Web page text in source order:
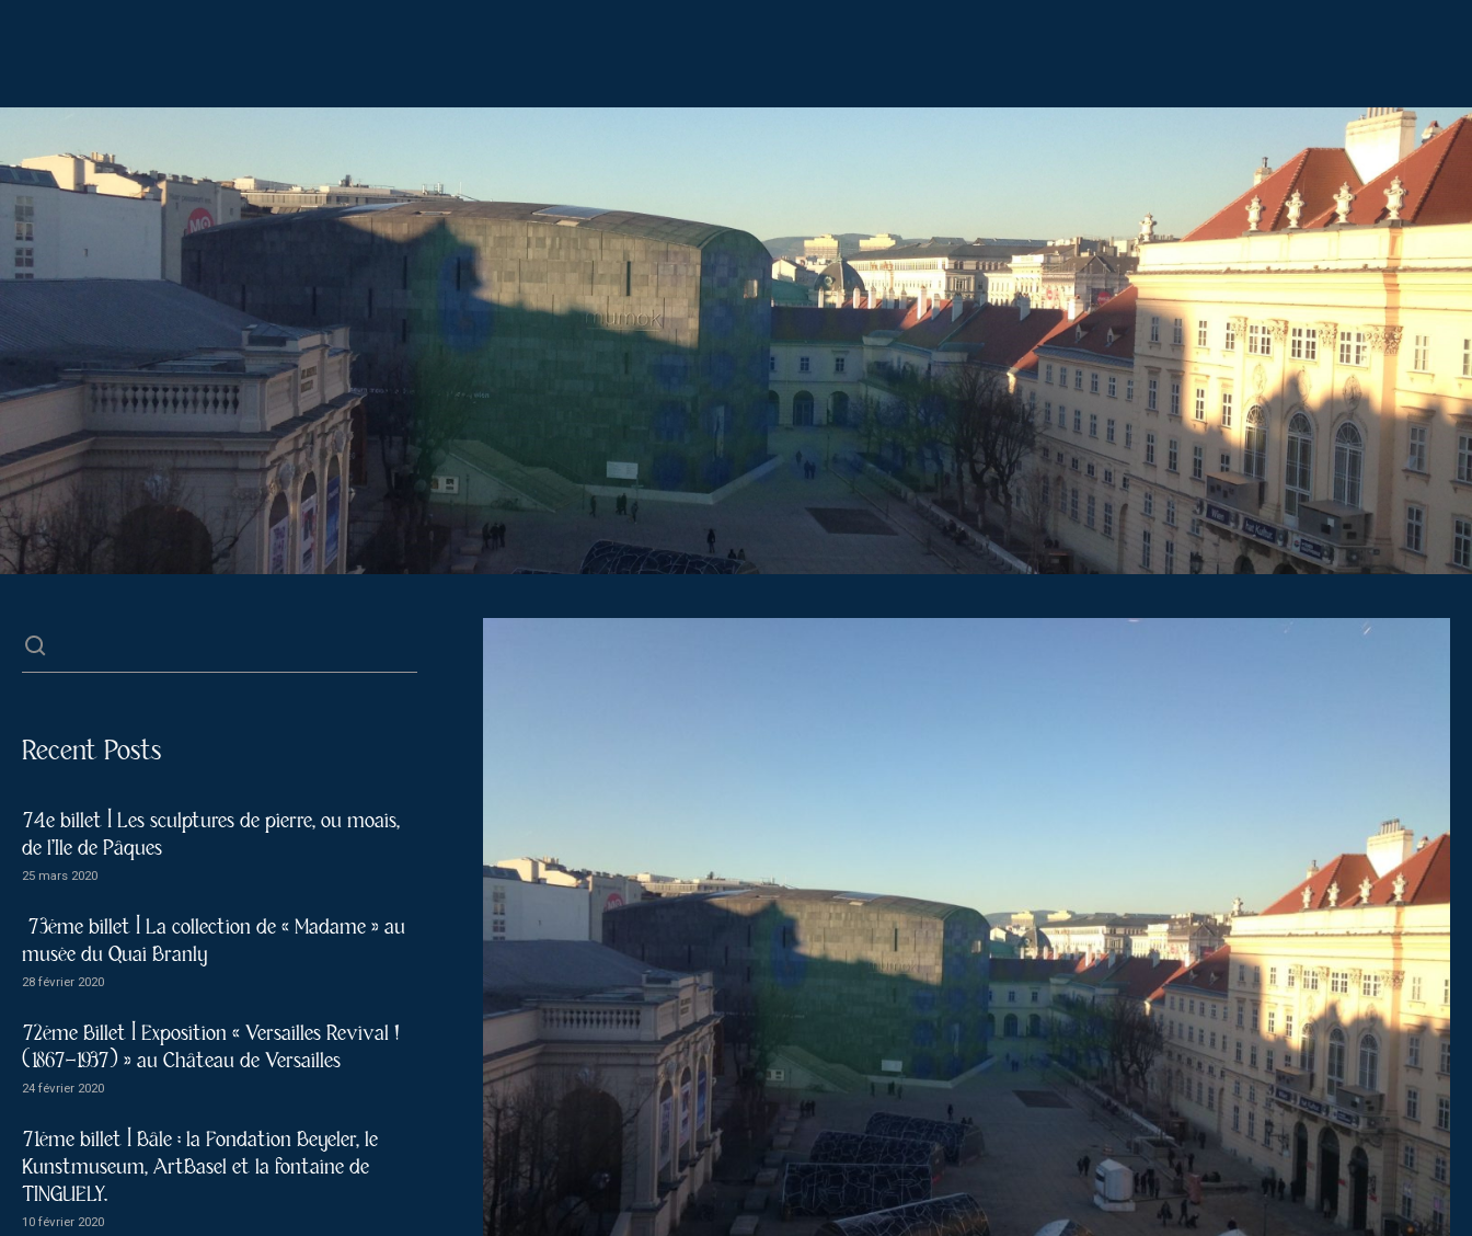
dialogue lumière et ombre
peintures
Recent Posts
74e billet | Les sculptures de pierre, ou moais,
de l’Ile de Pâques
25 mars 2020
73ème billet | La collection de « Madame » au
musée du Quai Branly
28 février 2020
72ème Billet | Exposition « Versailles Revival !
(1867-1937) » au Château de Versailles
24 février 2020
71ème billet | Bâle : la Fondation Beyeler, le
Kunstmuseum, ArtBasel et la fontaine de
TINGUELY.
10 février 2020